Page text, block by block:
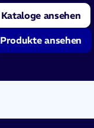
Kataloge ansehen
Produkte ansehen